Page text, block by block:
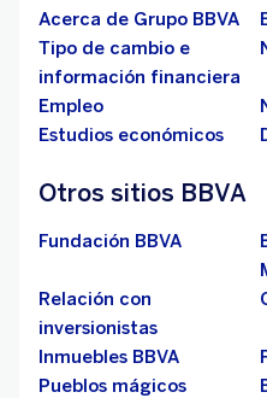
Acerca de Grupo BBVA
Tipo de cambio e
información financiera
Empleo
Estudios económicos
Otros sitios BBVA
Fundación BBVA
Relación con
inversionistas
Inmuebles BBVA
Pueblos mágicos